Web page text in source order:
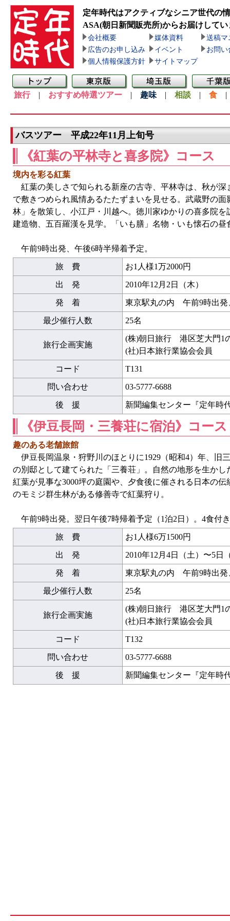
定年時代はアクティブなシニア世代の
ASA(朝日新聞販売所)からお届けしてい
会社概要 媒体資料
送稿マ
広告のお申し込み
イベント
お問い
個人情報保護方針
サイトマップ
旅行| おすすめ特選ツアー | 趣味 | 相談 | 食
バスツアー 平成22年11月上旬号
《紅葉の平林寺と喜多院》コース
境内を彩る紅葉
紅葉の美しさで知られる新座の古寺、平林寺は、秋が深
で敷きつめられ風情あるたたずまいを見せる。武蔵野の
林」を散策し、小江戸・川越へ。徳川家ゆかりの喜多院
建造物、五百羅漢を見学。「いも膳」名物・いも懐石の昼
午前9時出発、午後6時半帰着予定。
旅 費 お1人様1万2000円
出 発 2010年12月2日（木）
発 着 東京駅丸の内 午前9時出発
最少催行人数 25名
旅行企画実施
(株)朝日旅行 港区芝大門1
(社)日本旅行業協会会員
コード T131
問い合わせ 03-5777-6688
後 援 新聞編集センター『定年時
《伊豆長岡・三養荘に宿泊》コース
趣のある老舗旅館
伊豆長岡温泉・狩野川のほとりに1929（昭和4）年、旧
の別邸として建てられた「三養荘」。自然の地形を生か
紅葉が見事な3000坪の庭園や、夕食後に催される日本の
のモミジ群生林がある修善寺で紅葉狩り。
午前9時出発。翌日午後7時帰着予定（1泊2日）。4食付
旅 費 お1人様6万1500円
出 発 2010年12月4日（土）〜5日
発 着 東京駅丸の内 午前9時出発
最少催行人数 25名
旅行企画実施
(株)朝日旅行 港区芝大門1
(社)日本旅行業協会会員
コード T132
問い合わせ 03-5777-6688
後 援 新聞編集センター『定年時